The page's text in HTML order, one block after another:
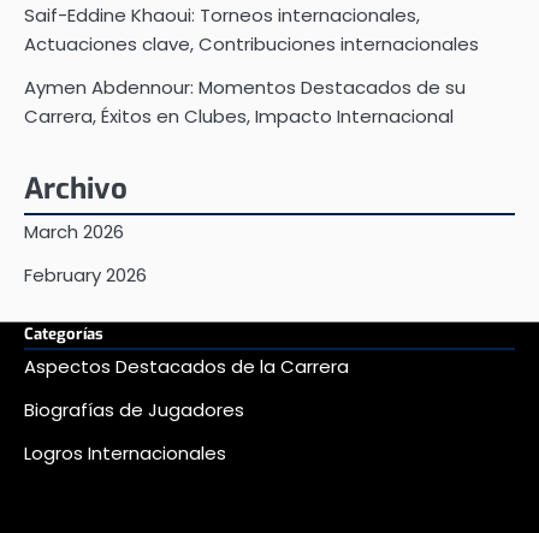
Saif-Eddine Khaoui: Torneos internacionales,
Actuaciones clave, Contribuciones internacionales
Aymen Abdennour: Momentos Destacados de su
Carrera, Éxitos en Clubes, Impacto Internacional
Archivo
March 2026
February 2026
Categorías
Aspectos Destacados de la Carrera
Biografías de Jugadores
Logros Internacionales